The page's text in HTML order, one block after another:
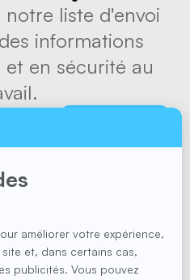
liste d'envoi
informations
en sécurité au